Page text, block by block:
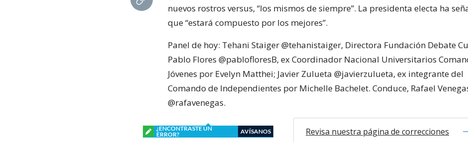
nuevos rostros versus, “los mismos de siempre”. La presidenta electa ha
que “estará compuesto por los mejores”.
Panel de hoy: Tehani Staiger @tehanistaiger, Directora Fundación Debate
Pablo Flores @pablofloresB, ex Coordinador Nacional Universitarios
Jóvenes por Evelyn Matthei; Javier Zulueta @javierzulueta, ex integrante del
Comando de Independientes por Michelle Bachelet. Conduce, Rafael
@rafavenegas.
¿ENCONTRASTE UN
ERROR?
AVÍSANOS Revisa nuestra página de correcciones